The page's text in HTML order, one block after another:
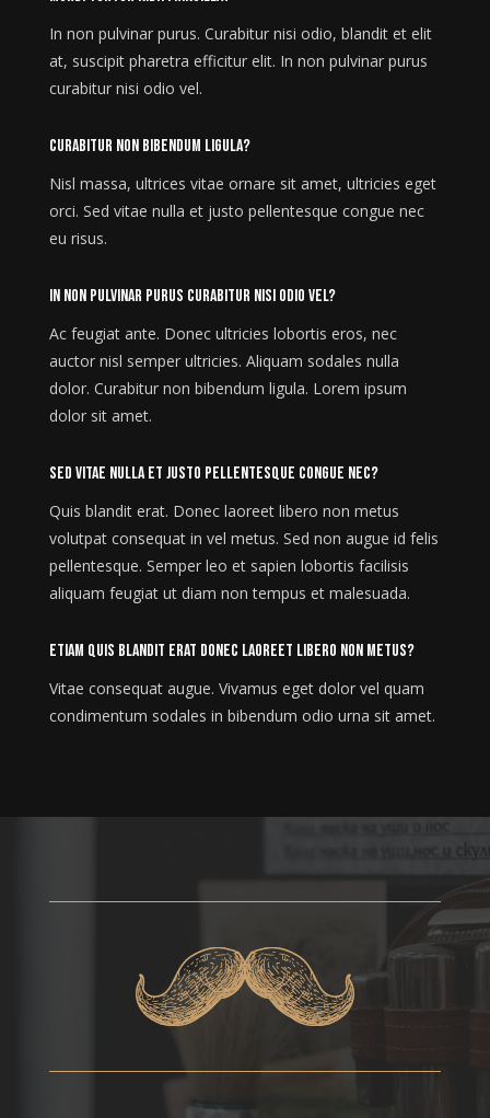
In non pulvinar purus. Curabitur nisi odio, blandit et elit
at, suscipit pharetra efficitur elit. In non pulvinar purus
curabitur nisi odio vel.
Curabitur non bibendum ligula?
Nisl massa, ultrices vitae ornare sit amet, ultricies eget
orci. Sed vitae nulla et justo pellentesque congue nec
eu risus.
In non pulvinar purus curabitur nisi odio vel?
Ac feugiat ante. Donec ultricies lobortis eros, nec
auctor nisl semper ultricies. Aliquam sodales nulla
dolor. Curabitur non bibendum ligula. Lorem ipsum
dolor sit amet.
Sed vitae nulla et justo pellentesque congue nec?
Quis blandit erat. Donec laoreet libero non metus
volutpat consequat in vel metus. Sed non augue id felis
pellentesque. Semper leo et sapien lobortis facilisis
aliquam feugiat ut diam non tempus et malesuada.
Etiam quis blandit erat donec laoreet libero non metus?
Vitae consequat augue. Vivamus eget dolor vel quam
condimentum sodales in bibendum odio urna sit amet.